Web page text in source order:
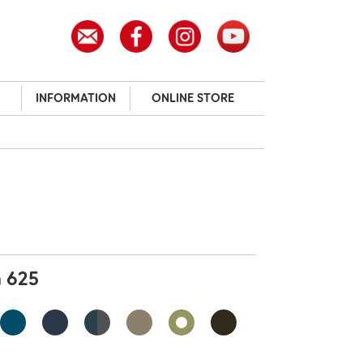
INFORMATION ONLINE STORE
625